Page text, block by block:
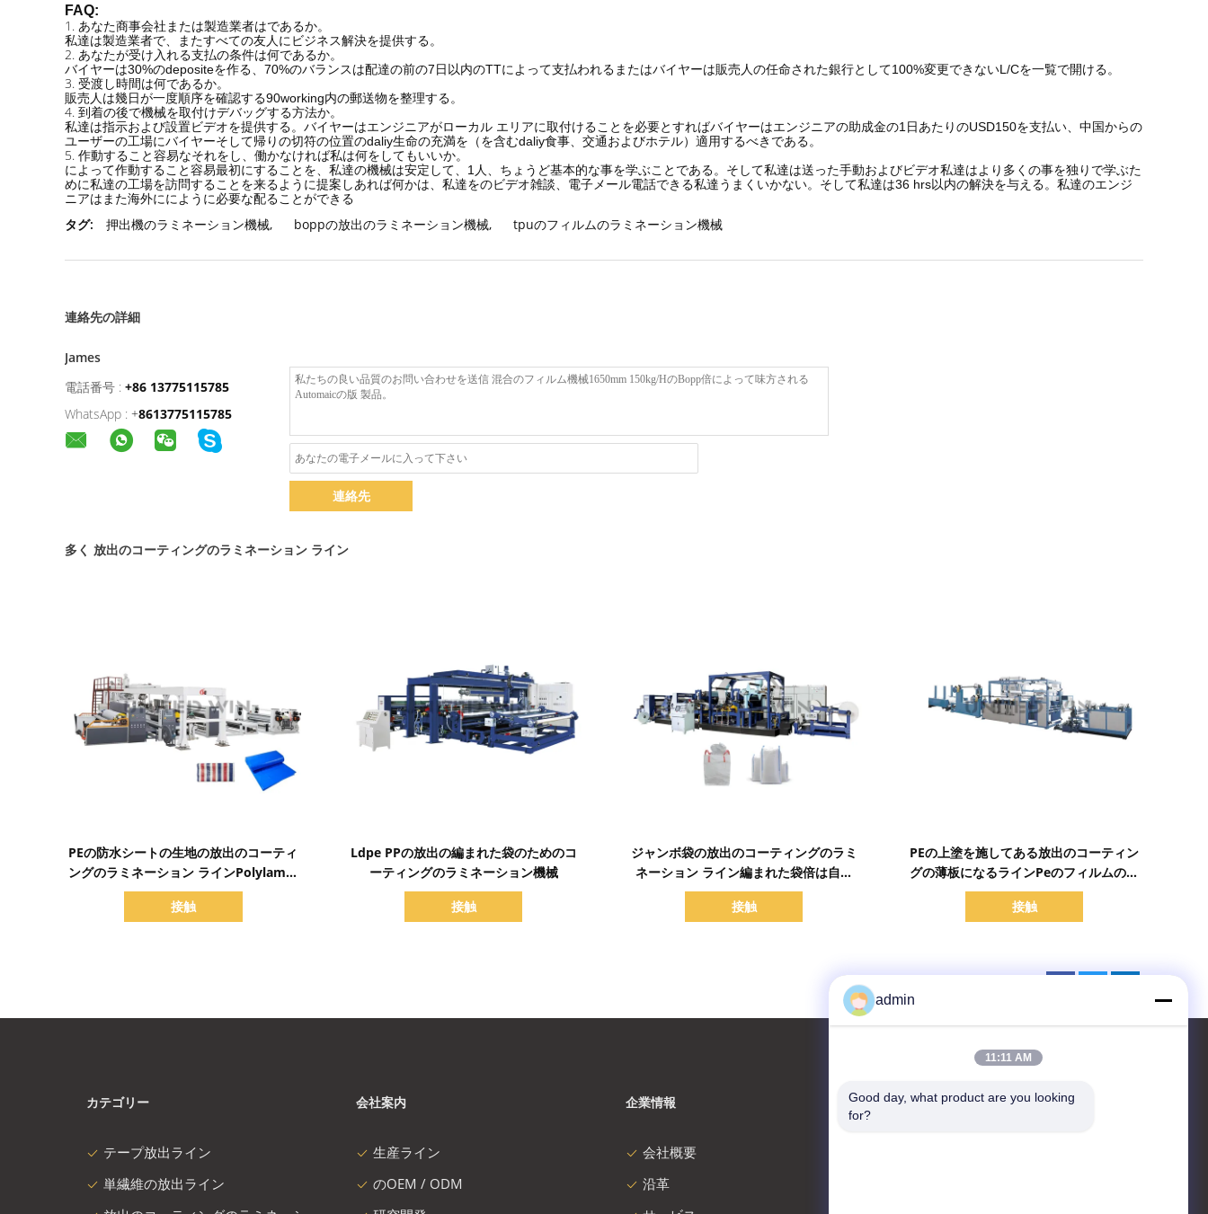
FAQ:
1. あなた商事会社または製造業者はであるか。
私達は製造業者で、またすべての友人にビジネス解決を提供する。
2. あなたが受け入れる支払の条件は何であるか。
バイヤーは30%のdepositeを作る、70%のバランスは配達の前の7日以内のTTによって支払われるまたはバイヤーは販売人の任命された銀行として100%変更できないL/Cを一覧で開ける。
3. 受渡し時間は何であるか。
販売人は幾日が一度順序を確認する90working内の郵送物を整理する。
4. 到着の後で機械を取付けデバッグする方法か。
私達は指示および設置ビデオを提供する。バイヤーはエンジニアがローカル エリアに取付けることを必要とすればバイヤーはエンジニアの助成金の1日あたりのUSD150を支払い、中国からの
ユーザーの工場にバイヤーそして帰りの切符の位置のdaliy生命の充満を（を含むdaliy食事、交通およびホテル）適用するべきである。
5. 作動すること容易なそれをし、働かなければ私は何をしてもいいか。
によって作動すること容易最初にすることを、私達の機械は安定して、1人、ちょうど基本的な事を学ぶことである。そして私達は送った手動およびビデオ私達はより多くの事を独りで学ぶた
めに私達の工場を訪問することを来るように提案しあれば何かは、私達をのビデオ雑談、電子メール電話できる私達うまくいかない。そして私達は36 hrs以内の解決を与える。私達のエンジ
ニアはまた海外ににように必要な配ることができる
タグ: 押出機のラミネーション機械, boppの放出のラミネーション機械, tpuのフィルムのラミネーション機械
連絡先の詳細
James
電話番号 : +86 13775115785
WhatsApp : +8613775115785
連絡先
多く 放出のコーティングのラミネーション ライン
詳細を表示
PEの防水シートの生地の放出のコーティ
ングのラミネーション ラインPolylamの
放出のラミネーションの植物
接触
Ldpe PPの放出の編まれた袋のためのコ
ーティングのラミネーション機械
接触
詳細を表示
ジャンボ袋の放出のコーティングのラミ
ネーション ライン編まれた袋倍は自動
Aligingのフィルムのコータ味方した
接触
詳細を表示
PEの上塗を施してある放出のコーティン
グの薄板になるラインPeのフィルムの薄
板になる機械150m/min
接触
カテゴリー
テープ放出ライン
単繊維の放出ライン
会社案内
生産ライン
のOEM / ODM
企業情報
会社概要
沿革
お問い合わせ
admin
11:11 AM
Good day, what product are you looking
for?